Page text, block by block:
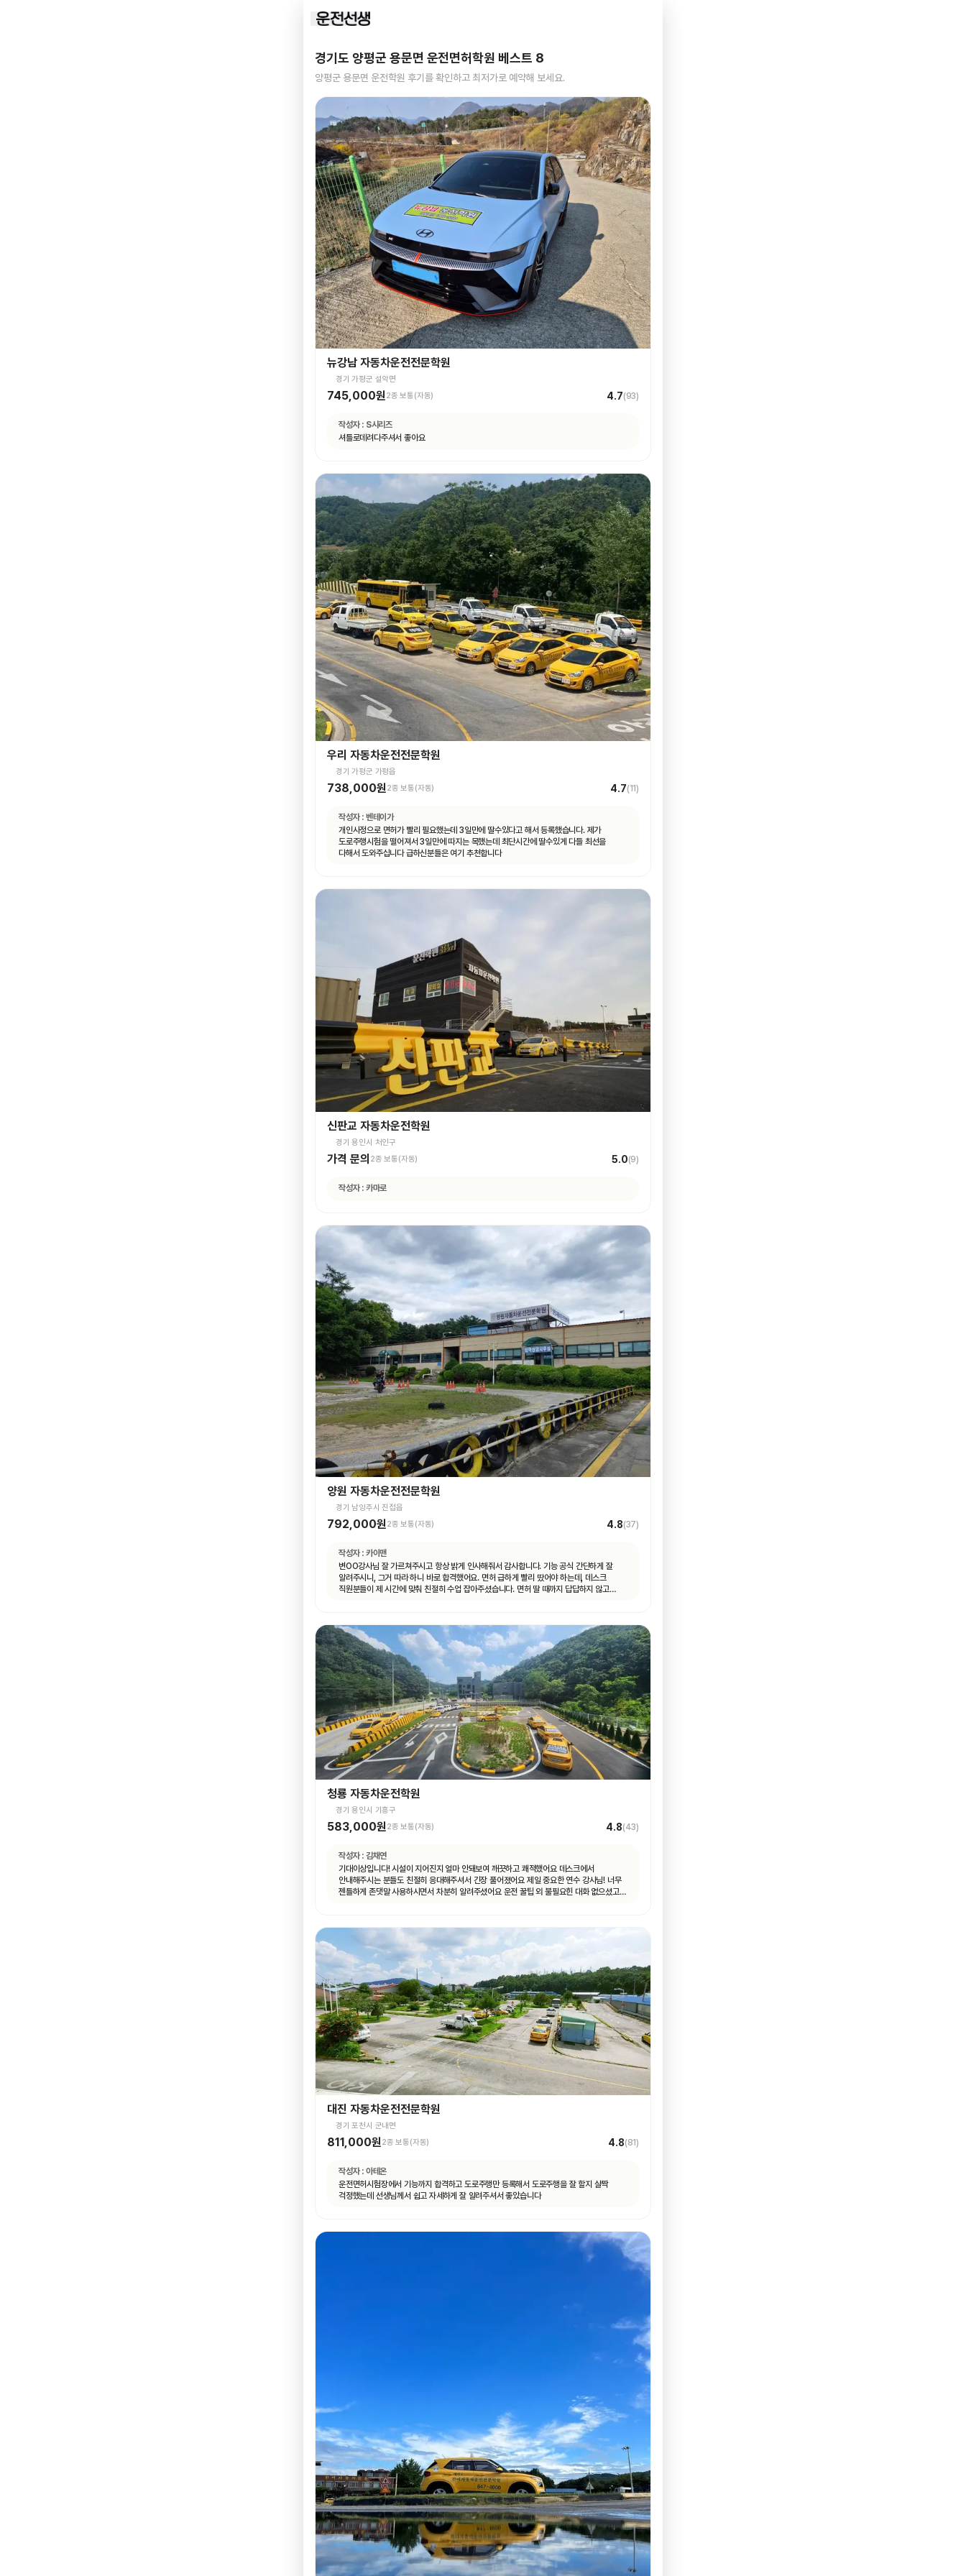
경기도 양평군 용문면 운전면허학원 베스트 8
양평군 용문면 운전학원 후기를 확인하고 최저가로 예약해 보세요.
뉴강남 자동차운전전문학원
경기 가평군 설악면
745,000원 2종 보통(자동) 4.7(93)
작성자 : S시리즈
셔틀로데려다주셔서 좋아요
우리 자동차운전전문학원
경기 가평군 가평읍
738,000원2종 보통(자동) 4.7(11)
작성자 : 벤테이가
개인사정으로 면허가 빨리 필요했는데 3일만에 딸수있다고 해서 등록했습니다. 제가
도로주행시험을 떨어져서 3일만에 따지는 목했는데 최단시간에 딸수있게 다들 최선을
다해서 도와주십니다 급하신분들은 여기 추천합니다
신판교 자동차운전학원
경기 용인시 처인구
가격 문의 2종 보통(자동) 5.0(9)
작성자 : 카마로
양원 자동차운전전문학원
경기 남양주시 진접읍
792,000원2종 보통(자동) 4.8(37)
작성자 : 카이맨
변OO강사님 잘 가르쳐주시고 항상 밝게 인사해줘서 감사합니다. 기능 공식 간단하게 잘
알려주시니, 그거 따라 하니 바로 합격했어요. 면허 급하게 빨리 땄어야 하는데, 데스크
직원분들이 제 시간에 맞춰 친절히 수업 잡아주셨습니다. 면허 딸 때까지 답답하지 않고
청룡 자동차운전학원
경기 용인시 기흥구
583,000원 2종 보통(자동) 4.8(43)
작성자 : 김채연
기대이상입니다! 시설이 지어진지 얼마 안돼보여 깨끗하고 쾌적했어요 데스크에서
안내해주시는 분들도 친절히 응대해주셔서 긴장 풀어졌어요 제일 중요한 연수 강사님! 너무
젠틀하게 존댓말 사용하시면서 차분히 알려주셨어요 운전 꿀팁 외 불필요힌 대화 없으셨고
대진 자동차운전전문학원
경기 포천시 군내면
811,000원 2종 보통(자동) 4.8(81)
작성자 : 아테온
운전면허시험장에서 기능까지 합격하고 도로주행만 등록해서 도로주행을 잘 할지 살짝
걱정했는데 선생님께서 쉽고 자세하게 잘 알려주셔서 좋았습니다